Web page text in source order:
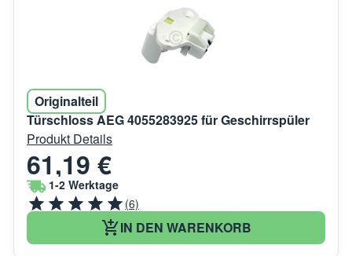
Originalteil
Türschloss AEG 4055283925 für Geschirrspüler
Produkt Details
61,19 €
1-2 Werktage
(6)
IN DEN WARENKORB